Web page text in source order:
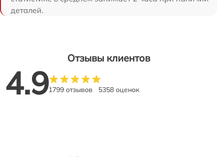
деталей.
Отзывы клиентов
4.91799 отзывов 5358 оценок